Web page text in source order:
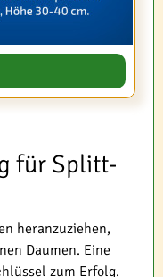
für Splitt-
heranzuziehen,
Daumen. Eine
zum Erfolg.